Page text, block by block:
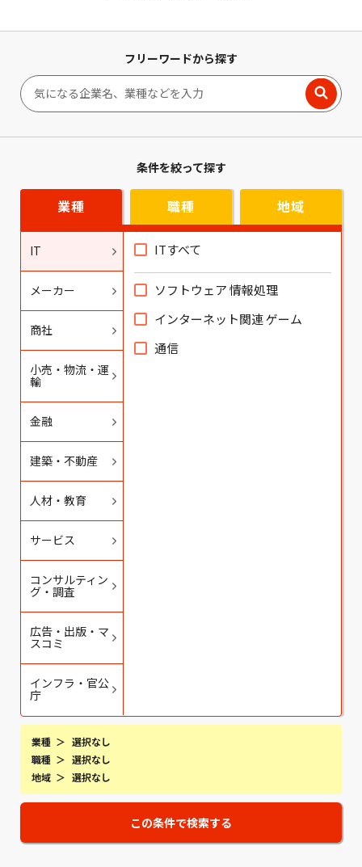
フリーワードから探す
条件を絞って探す
業種 職種 地域
IT
メーカー
商社
小売・物流・運
輸
金融
建築・不動産
人材・教育
サービス
コンサルティン
グ・調査
広告・出版・マ
スコミ
インフラ・官公
庁
ITすべて
ソフトウェア 情報処理
インターネット関連 ゲーム
通信
業種
選択なし
職種
選択なし
地域
選択なし